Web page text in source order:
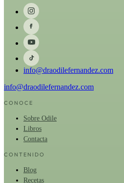
info@draodilefernandez.com
info@draodilefernandez.com
CONOCE
Sobre Odile
Libros
Contacta
CONTENIDO
Blog
Recetas